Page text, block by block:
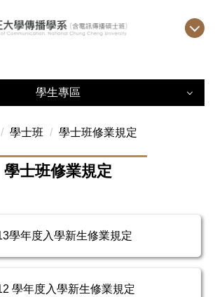
學生專區
學生專區
學士班 學士班修業規定
學士班修業規定
學年度入學新生修業規定
學年度入學新生修業規定